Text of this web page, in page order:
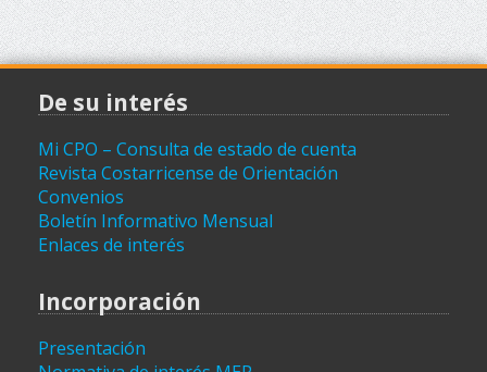
De su interés
Mi CPO – Consulta de estado de cuenta
Revista Costarricense de Orientación
Convenios
Boletín Informativo Mensual
Enlaces de interés
Incorporación
Presentación